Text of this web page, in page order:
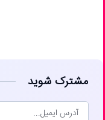
مشترک شوید